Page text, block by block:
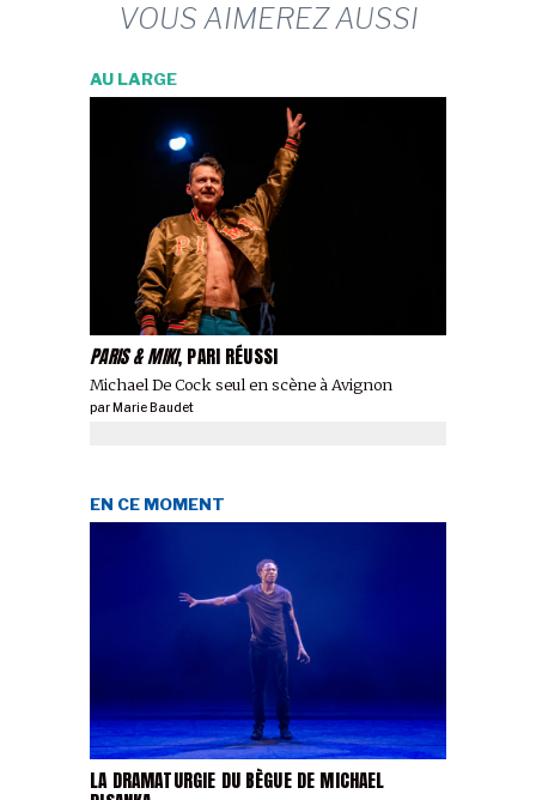
VOUS AIMEREZ AUSSI
PARIS & MIKI, PARI RÉUSSI
Michael De Cock seul en scène à Avignon
AU LARGE
parMarie Baudet
LA DRAMATURGIE DU BÈGUE DE MICHAEL
EN CE MOMENT